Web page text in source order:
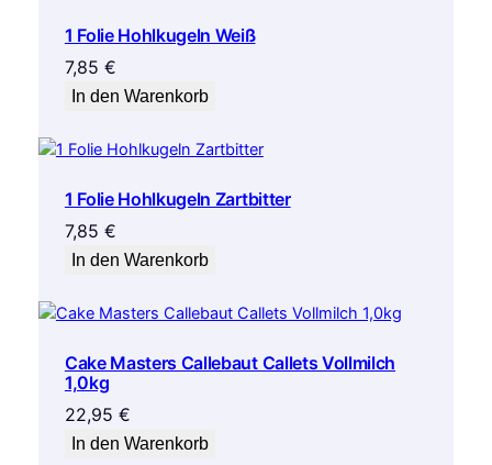
1 Folie Hohlkugeln Weiß
7,85 €
In den Warenkorb
1 Folie Hohlkugeln Zartbitter
7,85 €
In den Warenkorb
Cake Masters Callebaut Callets Vollmilch
1,0kg
22,95 €
In den Warenkorb